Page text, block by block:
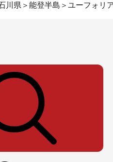
川県 ＞ 能登半島 ＞ ユーフォリ